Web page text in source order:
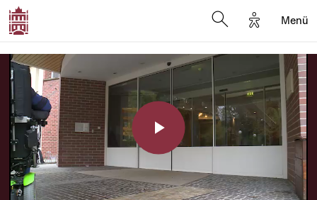
Options
Menü
Play
Video